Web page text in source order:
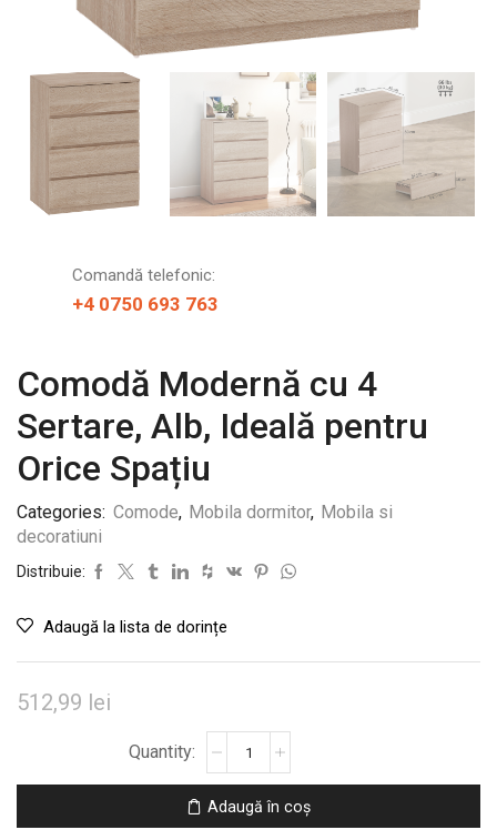
Comandă telefonic:
+4 0750 693 763
Comodă Modernă cu 4
Sertare, Alb, Ideală pentru
Orice Spațiu
Categories: Comode, Mobila dormitor, Mobila si
decoratiuni
Distribuie:
Adaugă la lista de dorințe
512,99 lei
Modernă
cu
Adaugă în coș